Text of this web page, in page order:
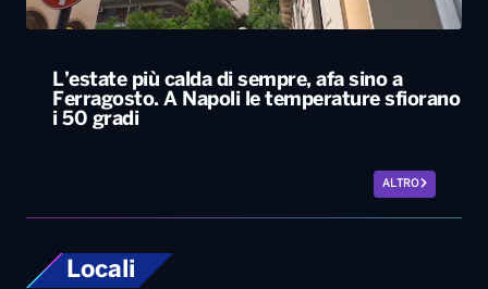
L’estate più calda di sempre, afa sino a
Ferragosto. A Napoli le temperature sfiorano
i 50 gradi
ALTRO
Locali